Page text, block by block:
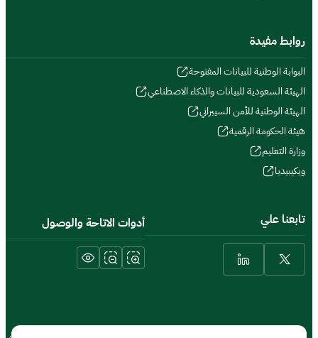
روابط مفيدة
البوابة الوطنية للبيانات المفتوحة
الهيئة السعودية للبيانات والذكاء الاصطناعي
الهيئة الوطنية للأمن السيبراني
هيئة الحكومة الرقمية
وزارة التعليم
ويكيبيديا
تابعنا علي أدوات الاتاحة والوصول
الموقع الجغرافي